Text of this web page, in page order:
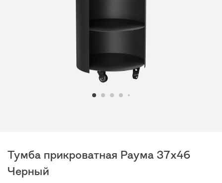
Тумба прикроватная Раума 37x46
Черный